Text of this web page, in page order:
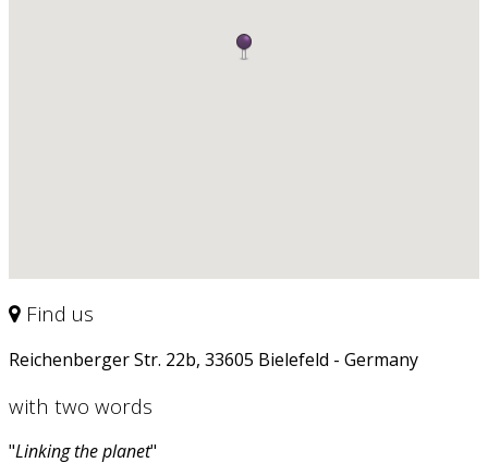
Find us
Reichenberger Str. 22b, 33605 Bielefeld - Germany
with two words
"Linking the planet"